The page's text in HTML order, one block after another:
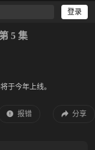
登录
第 5 集
于今年上线。
报错 分享